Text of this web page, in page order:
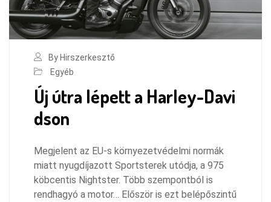
By Hirszerkesztő
Egyéb
Új útra lépett a Harley-Davi
dson
Megjelent az EU-s környezetvédelmi normák
miatt nyugdíjazott Sportsterek utódja, a 975
köbcentis Nightster. Több szempontból is
rendhagyó a motor… Először is ezt belépőszintű